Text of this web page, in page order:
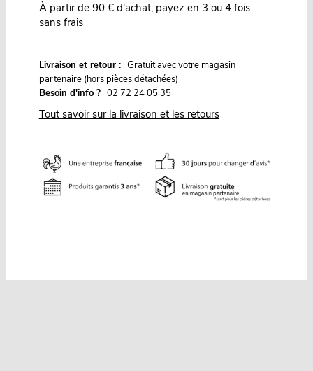
À partir de 90 € d'achat, payez en 3 ou 4 fois
sans frais
Livraison et retour : Gratuit avec votre magasin
partenaire (hors pièces détachées)
Besoin d'info ? 02 72 24 05 35
Tout savoir sur la livraison et les retours